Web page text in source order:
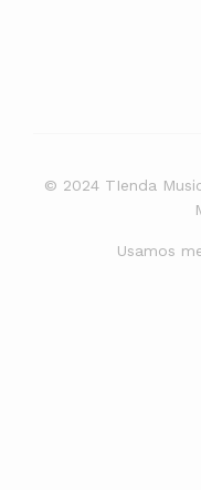
© 2024 TIenda
Usamos